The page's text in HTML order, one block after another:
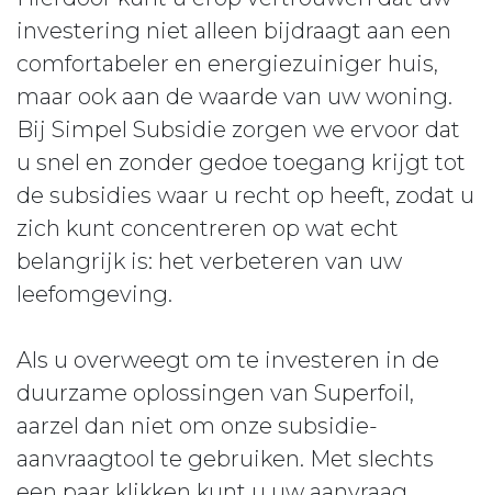
investering niet alleen bijdraagt aan een
comfortabeler en energiezuiniger huis,
maar ook aan de waarde van uw woning.
Bij Simpel Subsidie zorgen we ervoor dat
u snel en zonder gedoe toegang krijgt tot
de subsidies waar u recht op heeft, zodat u
zich kunt concentreren op wat echt
belangrijk is: het verbeteren van uw
leefomgeving.
Als u overweegt om te investeren in de
duurzame oplossingen van Superfoil,
aarzel dan niet om onze subsidie-
aanvraagtool te gebruiken. Met slechts